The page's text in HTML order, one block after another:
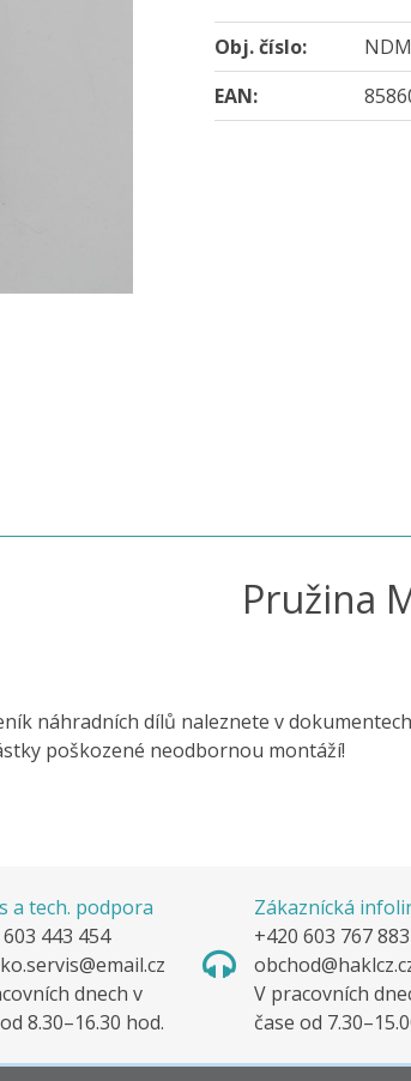
Obj. číslo:
EAN:
Pružina
náhradních dílů naleznete v
poškozené neodbornou montáží!
a tech. podpora
443 454
dnech v
8.30–16.30 hod.
Zákaznícká
+420 603 767 883
V pracovních
čase od